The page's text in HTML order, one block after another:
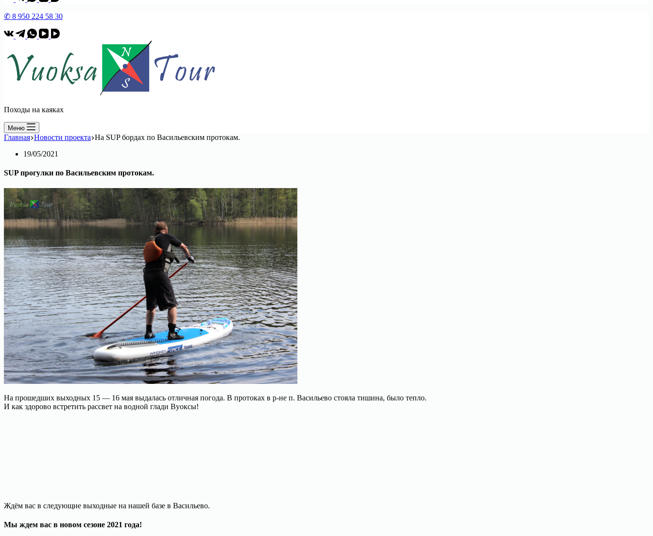
✆ 8 950 224 58 30
Походы на каяках
Меню
Главная Новости проекта На SUP бордах по Васильевским протокам.
19/05/2021
SUP прогулки по Васильевским протокам.
На прошедших выходных 15 — 16 мая выдалась отличная погода. В протоках в р-не п. Васильево стояла тишина, было тепло.
И как здорово встретить рассвет на водной глади Вуоксы!
Ждём вас в следующие выходные на нашей базе в Васильево.
Мы ждем вас в новом сезоне 2021 года!